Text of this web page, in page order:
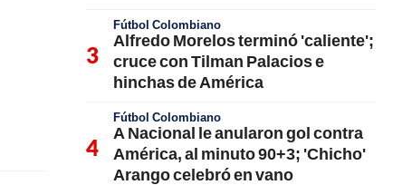
Fútbol Colombiano
Alfredo Morelos terminó 'caliente';
cruce con Tilman Palacios e
hinchas de América
Fútbol Colombiano
A Nacional le anularon gol contra
América, al minuto 90+3; 'Chicho'
Arango celebró en vano